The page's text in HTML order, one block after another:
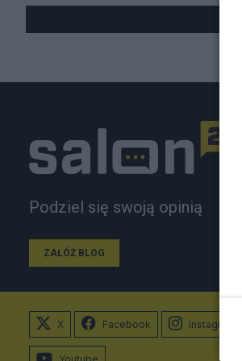
Podziel się swoją opinią
ZAŁÓŻ BLOG
X Facebook Instagram
Youtube